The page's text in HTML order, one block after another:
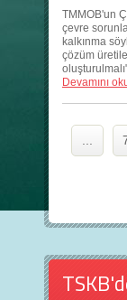
TMMOB'un
çevre
kalkınma
çözüm
Devamını